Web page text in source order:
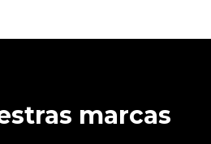
marcas